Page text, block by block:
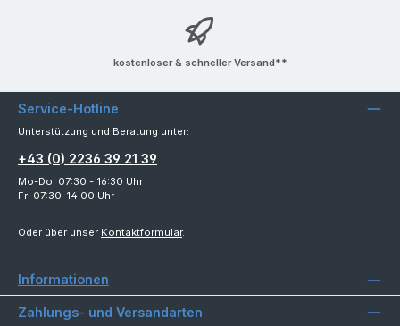
kostenloser & schneller Versand**
Service-Hotline
Unterstützung und Beratung unter:
+43 (0) 2236 39 21 39
Mo-Do: 07:30 - 16:30 Uhr
Fr: 07:30-14:00 Uhr
Oder über unser Kontaktformular.
Informationen
Zahlungs- und Versandarten